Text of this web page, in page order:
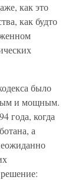
как это
как будто
было
и мощным.
года, когда
а